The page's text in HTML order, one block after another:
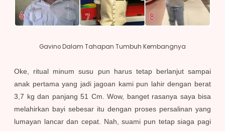
Gavino Dalam Tahapan Tumbuh Kembangnya
Oke, ritual minum susu pun harus tetap berlanjut sampai
anak pertama yang jadi jagoan kami pun lahir dengan berat
3,7 kg dan panjang 51 Cm. Wow, banget rasanya saya bisa
melahirkan bayi sebesar itu dengan proses persalinan yang
lumayan lancar dan cepat. Nah, suami pun tetap siaga pagi